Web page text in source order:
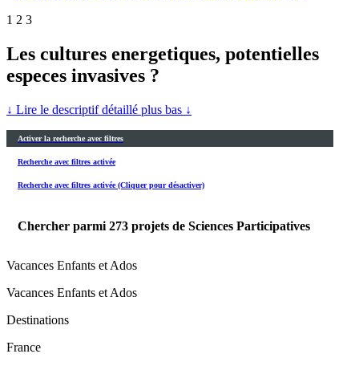
1 2 3
Les cultures energetiques, potentielles
especes invasives ?
↓ Lire le descriptif détaillé plus bas ↓
Activer la recherche avec filtres
Recherche avec filtres activée
Recherche avec filtres activée (Cliquer pour désactiver)
Chercher parmi 273 projets de Sciences Participatives
Vacances Enfants et Ados
Vacances Enfants et Ados
Destinations
France